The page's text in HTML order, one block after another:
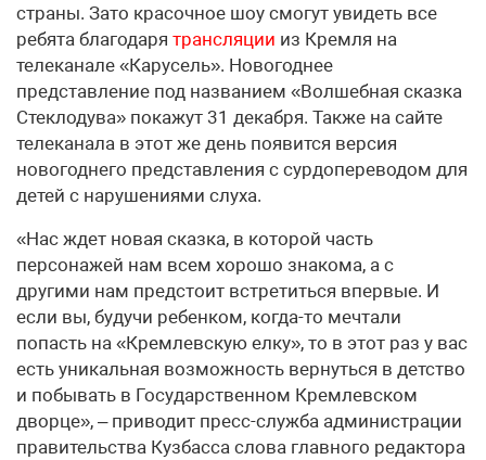
страны. Зато красочное шоу смогут увидеть все
ребята благодаря трансляции из Кремля на
телеканале «Карусель». Новогоднее
представление под названием «Волшебная сказка
Стеклодува» покажут 31 декабря. Также на сайте
телеканала в этот же день появится версия
новогоднего представления с сурдопереводом для
детей с нарушениями слуха.
«Нас ждет новая сказка, в которой часть
персонажей нам всем хорошо знакома, а с
другими нам предстоит встретиться впервые. И
если вы, будучи ребенком, когда-то мечтали
попасть на «Кремлевскую елку», то в этот раз у вас
есть уникальная возможность вернуться в детство
и побывать в Государственном Кремлевском
дворце», – приводит пресс-служба администрации
правительства Кузбасса слова главного редактора